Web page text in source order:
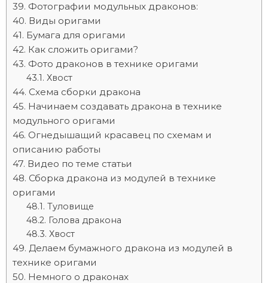
Фотографии модульных драконов:
Виды оригами
Бумага для оригами
Как сложить оригами?
Фото драконов в технике оригами
Хвост
Схема сборки дракона
Начинаем создавать дракона в технике
модульного оригами
Огнедышащий красавец по схемам и
описанию работы
Видео по теме статьи
Сборка дракона из модулей в технике
оригами
Туловище
Голова дракона
Хвост
Делаем бумажного дракона из модулей в
технике оригами
Немного о драконах